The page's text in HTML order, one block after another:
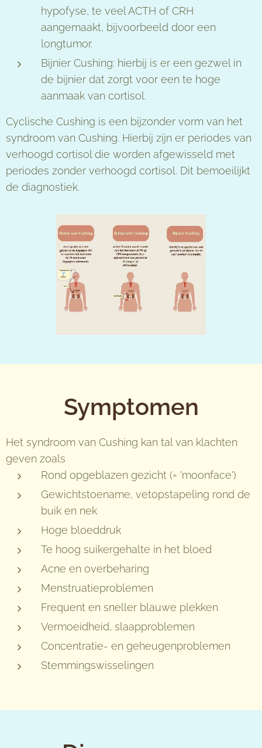
hypofyse, te veel ACTH of CRH
aangemaakt, bijvoorbeeld door een
longtumor.
Bijnier Cushing: hierbij is er een gezwel in
de bijnier dat zorgt voor een te hoge
aanmaak van cortisol.
Cyclische Cushing is een bijzonder vorm van het
syndroom van Cushing. Hierbij zijn er periodes van
verhoogd cortisol die worden afgewisseld met
periodes zonder verhoogd cortisol. Dit bemoeilijkt
de diagnostiek.
Symptomen
Het syndroom van Cushing kan tal van klachten
geven zoals
Rond opgeblazen gezicht (= 'moonface')
Gewichtstoename, vetopstapeling rond de
buik en nek
Hoge bloeddruk
Te hoog suikergehalte in het bloed
Acne en overbeharing
Menstruatieproblemen
Frequent en sneller blauwe plekken
Vermoeidheid, slaapproblemen
Concentratie- en geheugenproblemen
Stemmingswisselingen